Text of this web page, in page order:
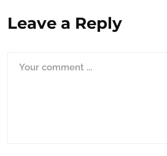
Leave a Reply